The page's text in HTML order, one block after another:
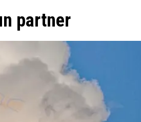
partner